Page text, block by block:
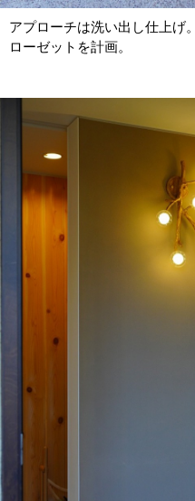
アプローチは洗い出し仕上げ
ローゼットを計画。